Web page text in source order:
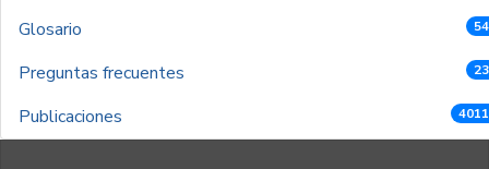
Glosario
Preguntas frecuentes
Publicaciones